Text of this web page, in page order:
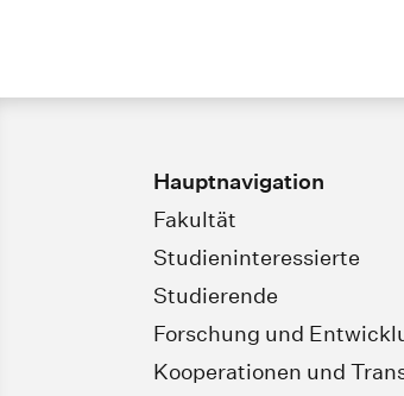
Hauptnavigation
Fakultät
Studieninteressierte
Studierende
Forschung und
Kooperationen und